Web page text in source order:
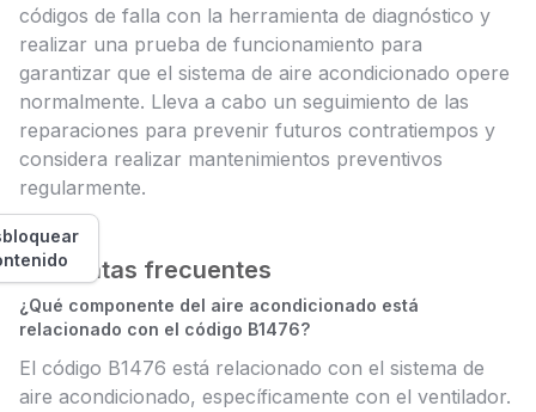
códigos de falla con la herramienta de diagnóstico y
realizar una prueba de funcionamiento para
garantizar que el sistema de aire acondicionado opere
normalmente. Lleva a cabo un seguimiento de las
reparaciones para prevenir futuros contratiempos y
considera realizar mantenimientos preventivos
regularmente.
Preguntas frecuentes
¿Qué componente del aire acondicionado está
relacionado con el código B1476?
El código B1476 está relacionado con el sistema de
aire acondicionado, específicamente con el ventilador.